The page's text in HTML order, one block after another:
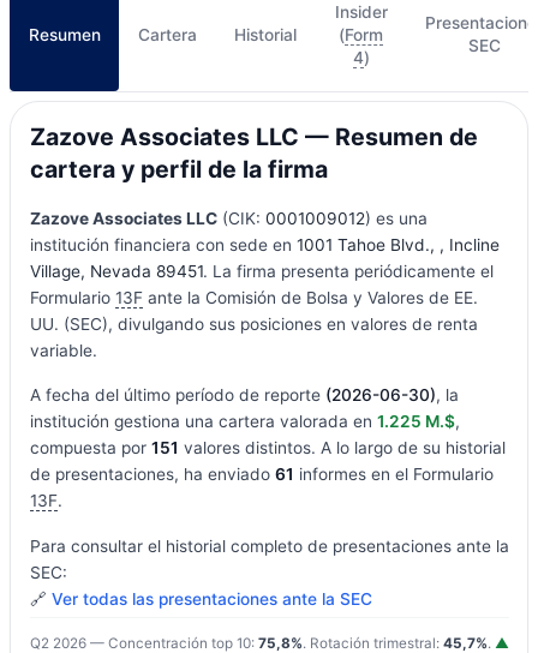
Resumen Cartera Historial
Insider
(Form
4)
SEC
Zazove Associates LLC — Resumen de
cartera y perfil de la firma
Zazove Associates LLC(CIK: 0001009012) es una
institución financiera con sede en 1001 Tahoe Blvd., , Incline
Village, Nevada 89451. La firma presenta periódicamente el
Formulario 13Fante la Comisión de Bolsa y Valores de EE.
UU. (SEC), divulgando sus posiciones en valores de renta
variable.
A fecha del último período de reporte (2026-06-30), la
institución gestiona una cartera valorada en 1.225 M.$,
compuesta por 151 valores distintos. A lo largo de su historial
de presentaciones, ha enviado 61 informes en el Formulario
13F.
Para consultar el historial completo de presentaciones ante la
SEC:
🔗 Ver todas las presentaciones ante la SEC
Q2 2026 — Concentración top 10: 75,8%. Rotación trimestral: 45,7%. ▲